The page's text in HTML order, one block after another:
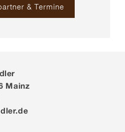
& Termine
Mainz